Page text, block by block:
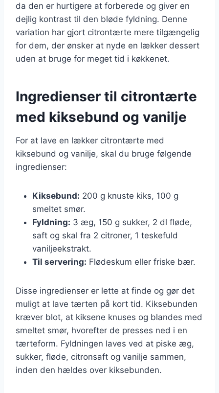
da den er hurtigere at forberede og giver en
dejlig kontrast til den bløde fyldning. Denne
variation har gjort citrontærte mere tilgængelig
for dem, der ønsker at nyde en lækker dessert
uden at bruge for meget tid i køkkenet.
Ingredienser til citrontærte
med kiksebund og vanilje
For at lave en lækker citrontærte med
kiksebund og vanilje, skal du bruge følgende
ingredienser:
Kiksebund: 200 g knuste kiks, 100 g
smeltet smør.
Fyldning: 3 æg, 150 g sukker, 2 dl fløde,
saft og skal fra 2 citroner, 1 teskefuld
vaniljeekstrakt.
Til servering: Flødeskum eller friske bær.
Disse ingredienser er lette at finde og gør det
muligt at lave tærten på kort tid. Kiksebunden
kræver blot, at kiksene knuses og blandes med
smeltet smør, hvorefter de presses ned i en
tærteform. Fyldningen laves ved at piske æg,
sukker, fløde, citronsaft og vanilje sammen,
inden den hældes over kiksebunden.